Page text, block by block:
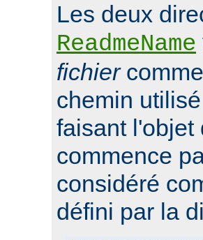
Les deux
ReadmeName
fichier
chemin
faisant
commence
considéré
défini par la